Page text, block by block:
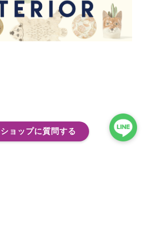
ショップに質問する